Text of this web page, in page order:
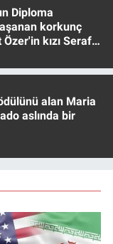
Diploma
korkunç
kızı Seraf
alan Maria
aslında bir